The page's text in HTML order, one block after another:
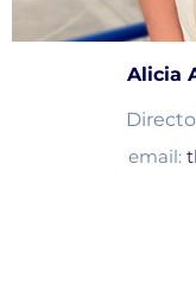
Alicia
email: